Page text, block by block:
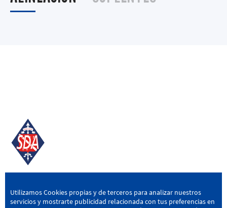
SD AMOREBIETA
Utilizamos Cookies propias y de terceros para analizar nuestros
servicios y mostrarte publicidad relacionada con tus preferencias en